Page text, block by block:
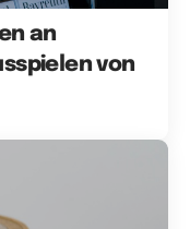
an
von